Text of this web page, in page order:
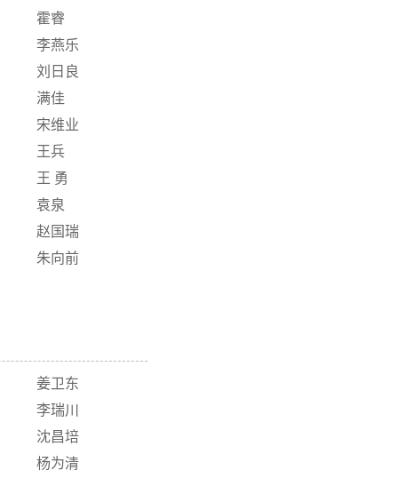
霍睿
李燕乐
刘日良
满佳
宋维业
王兵
王 勇
袁泉
赵国瑞
朱向前
姜卫东
李瑞川
沈昌培
杨为清